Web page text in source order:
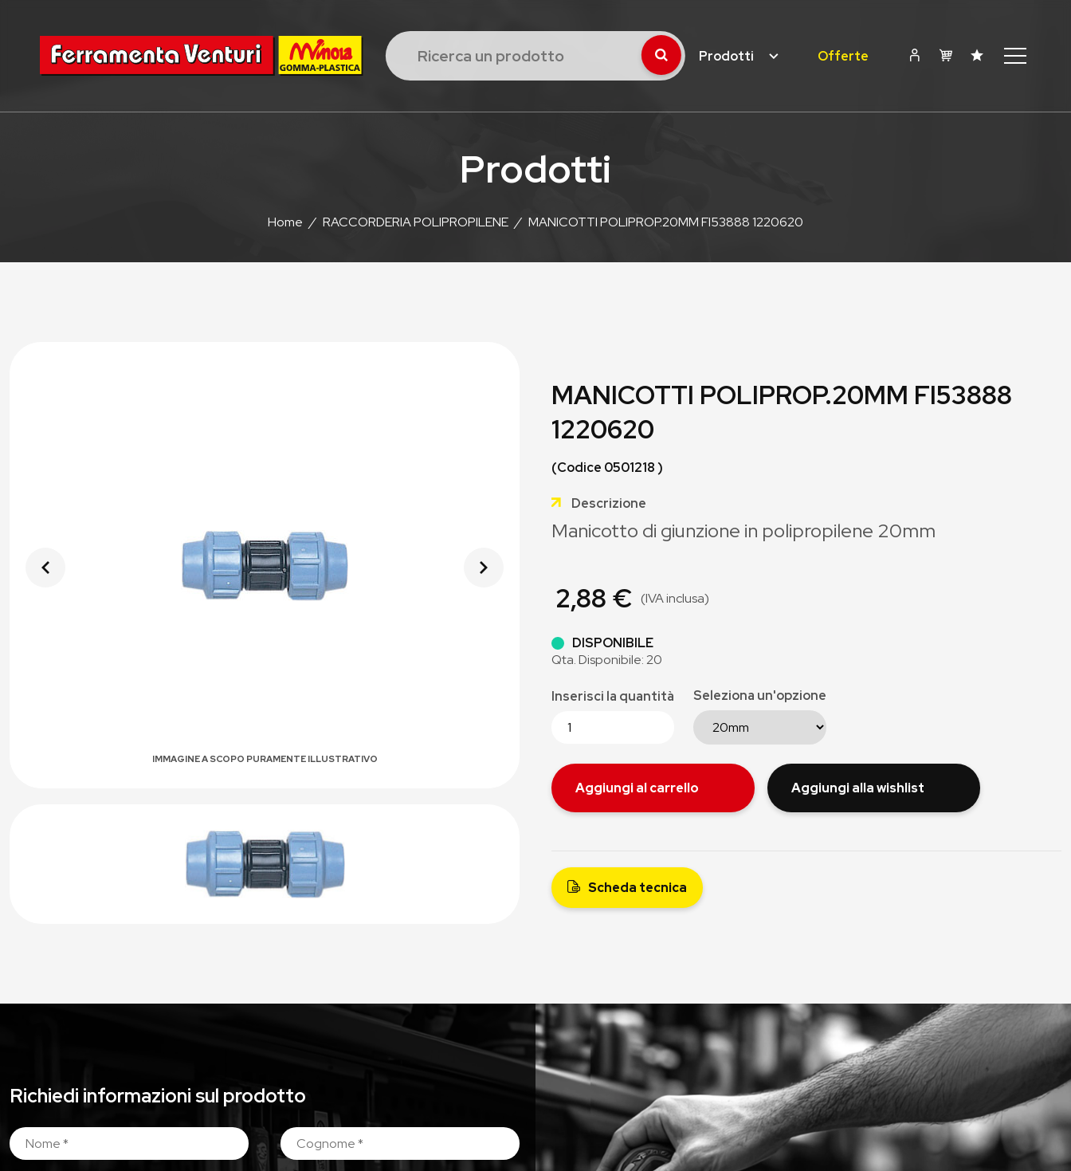
Prodotti Offerte
Prodotti
Home / RACCORDERIA POLIPROPILENE / MANICOTTI POLIPROP.20MM FI53888 1220620
IMMAGINE A SCOPO PURAMENTE ILLUSTRATIVO
MANICOTTI POLIPROP.20MM FI53888
1220620
(Codice 0501218 )
Descrizione
Manicotto di giunzione in polipropilene 20mm
2,88 € (IVA inclusa)
DISPONIBILE
Qta. Disponibile: 20
Inserisci la quantità Seleziona un'opzione
Aggiungi al carrello Aggiungi alla wishlist
Scheda tecnica
Richiedi informazioni sul prodotto